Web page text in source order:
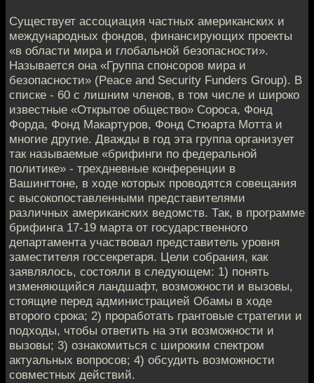
Существует ассоциация частных американских и
международных фондов, финансирующих проекты
«в области мира и глобальной безопасности».
Называется она «Группа спонсоров мира и
безопасности» (Peace and Security Funders Group). В
списке - 60 с лишним членов, в том числе и широко
известные «Открытое общество» Сороса, Фонд
Форда, Фонд Макартуров, Фонд Стюарта Мотта и
многие другие. Дважды в год эта группа организует
так называемые «брифинги по федеральной
политике» - трехдневные конференции в
Вашингтоне, в ходе которых проводятся совещания
с высокопоставленными представителями
различных американских ведомств. Так, в программе
брифинга 17-19 марта от государственного
департамента участвовал представитель уровня
заместителя госсекретаря. Цели собрания, как
заявлялось, состояли в следующем: 1) понять
изменяющийся ландшафт, возможности и вызовы,
стоящие перед администрацией Обамы в ходе
второго срока; 2) проработать грантовые стратегии и
подходы, чтобы ответить на эти возможности и
вызовы; 3) ознакомиться с широким спектром
актуальных вопросов; 4) обсудить возможности
совместных действий.